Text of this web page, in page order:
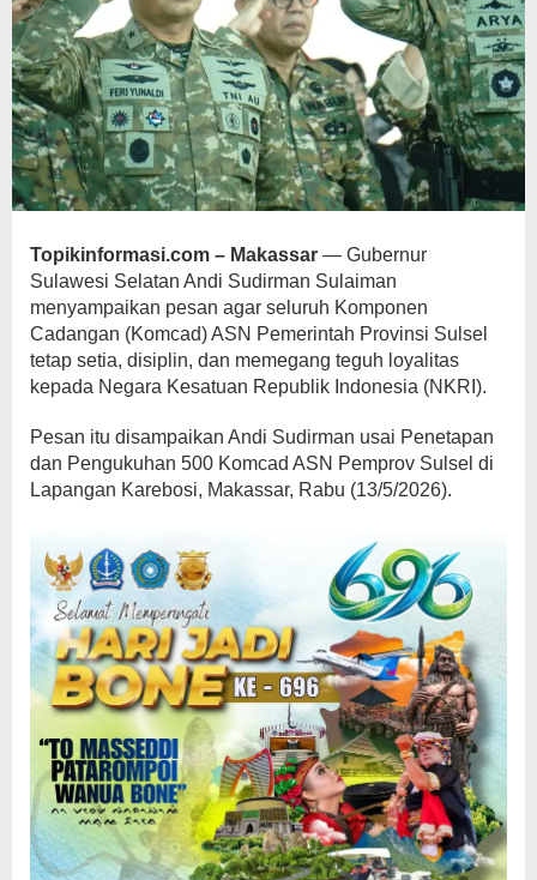
Topikinformasi.com – Makassar — Gubernur
Sulawesi Selatan Andi Sudirman Sulaiman
menyampaikan pesan agar seluruh Komponen
Cadangan (Komcad) ASN Pemerintah Provinsi Sulsel
tetap setia, disiplin, dan memegang teguh loyalitas
kepada Negara Kesatuan Republik Indonesia (NKRI).
Pesan itu disampaikan Andi Sudirman usai Penetapan
dan Pengukuhan 500 Komcad ASN Pemprov Sulsel di
Lapangan Karebosi, Makassar, Rabu (13/5/2026).